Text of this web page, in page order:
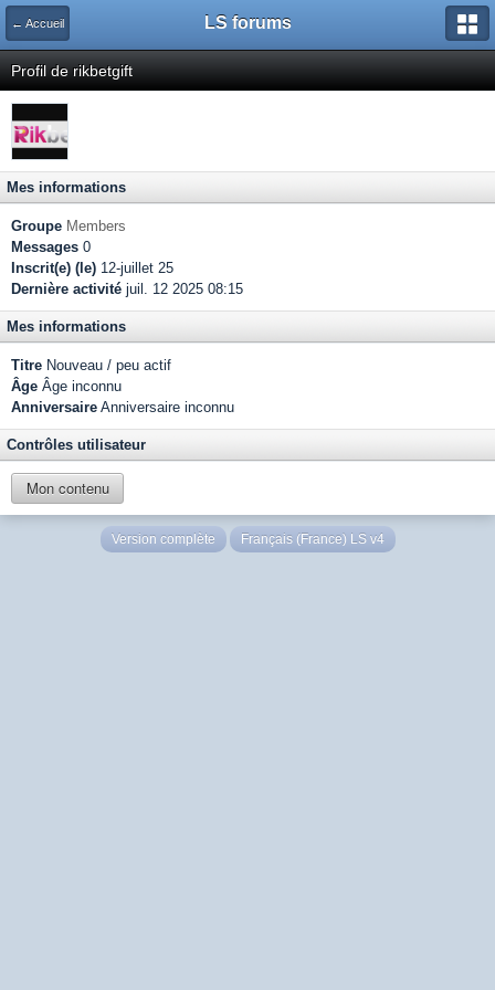
← Accueil LS forums
Profil de rikbetgift
Mes informations
Groupe Members
Messages 0
Inscrit(e) (le) 12-juillet 25
Dernière activité juil. 12 2025 08:15
Mes informations
Titre Nouveau / peu actif
Âge Âge inconnu
Anniversaire Anniversaire inconnu
Contrôles utilisateur
Mon contenu
Version complète Français (France) LS v4